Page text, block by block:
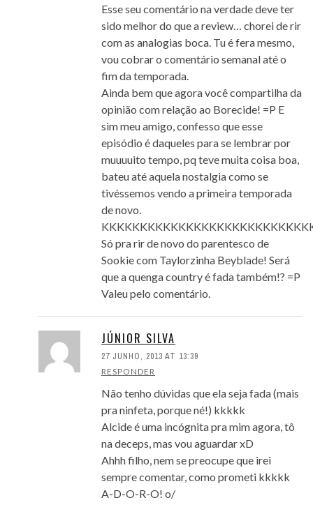
Esse seu comentário na verdade deve ter
sido melhor do que a review… chorei de rir
com as analogias boca. Tu é fera mesmo,
vou cobrar o comentário semanal até o
fim da temporada.
Ainda bem que agora você compartilha da
opinião com relação ao Borecide! =P E
sim meu amigo, confesso que esse
episódio é daqueles para se lembrar por
muuuuito tempo, pq teve muita coisa boa,
bateu até aquela nostalgia como se
tivéssemos vendo a primeira temporada
de novo.
Só pra rir de novo do parentesco de
Sookie com Taylorzinha Beyblade! Será
que a quenga country é fada também!? =P
Valeu pelo comentário.
JÚNIOR SILVA
27 JUNHO, 2013 AT 13:39
RESPONDER
Não tenho dúvidas que ela seja fada (mais
pra ninfeta, porque né!) kkkkk
Alcide é uma incógnita pra mim agora, tô
na deceps, mas vou aguardar xD
Ahhh filho, nem se preocupe que irei
sempre comentar, como prometi kkkkk
A-D-O-R-O! o/